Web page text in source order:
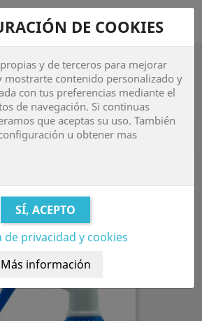

DE COOKIES
y de terceros para mejorar
mostrarte contenido personalizado y
con tus preferencias mediante el
de navegación. Si continuas
que aceptas su uso. También
u obtener mas
de privacidad y cookies